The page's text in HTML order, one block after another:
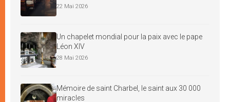
22 Mai 2026
Un chapelet mondial pour la paix avec le pape
Léon XIV
28 Mai 2026
Mémoire de saint Charbel, le saint aux 30 000
miracles